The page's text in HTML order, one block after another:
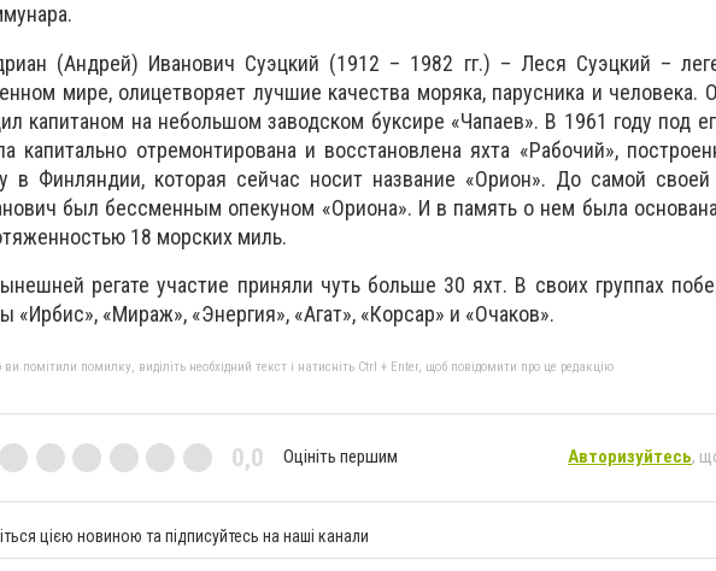
(Андрей) Иванович Суэцкий (1912 – 1982 гг.) – Леся Суэцкий –
мире, олицетворяет лучшие качества моряка, парусника и человека.
капитаном на небольшом заводском буксире «Чапаев». В 1961 году под
капитально отремонтирована и восстановлена яхта «Рабочий»,
в Финляндии, которая сейчас носит название «Орион». До самой
был бессменным опекуном «Ориона». И в память о нем была основана
18 морских миль.
регате участие приняли чуть больше 30 яхт. В своих группах
«Ирбис», «Мираж», «Энергия», «Агат», «Корсар» и «Очаков».
помітили помилку, виділіть необхідний текст і натисніть Ctrl + Enter, щоб повідомити про це редакцію
0,0 Оцініть першим Авторизуйтесь,
цією новиною та підписуйтесь на наші канали